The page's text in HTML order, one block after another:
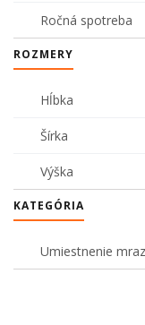
Ročná spotreba
ROZMERY
Hĺbka
Šírka
Výška
KATEGÓRIA
Umiestnenie